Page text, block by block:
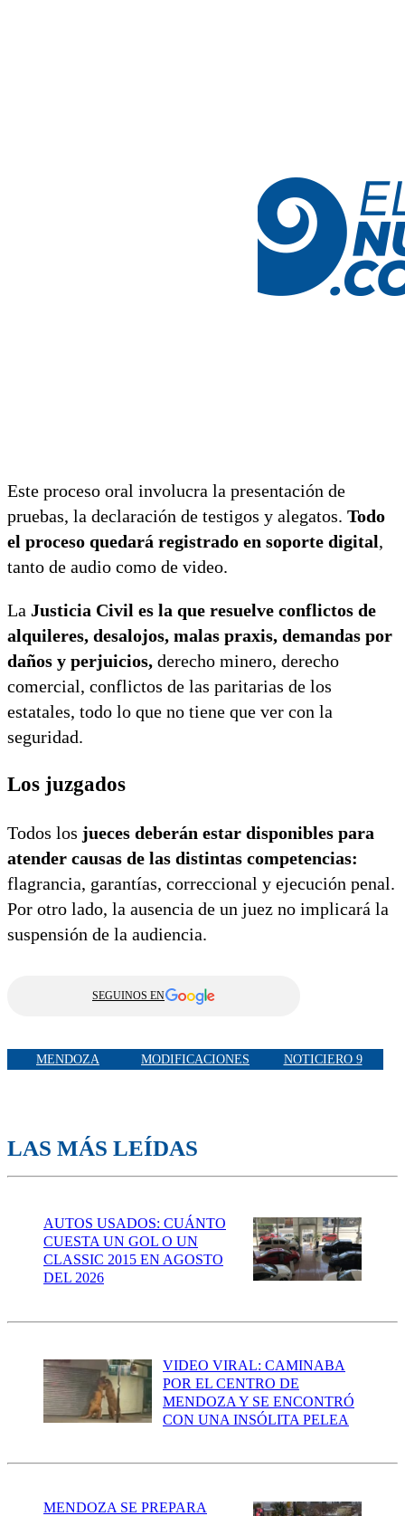
Este proceso oral involucra la presentación de
pruebas, la declaración de testigos y alegatos. Todo
el proceso quedará registrado en soporte digital,
tanto de audio como de video.
La Justicia Civil es la que resuelve conflictos de
alquileres, desalojos, malas praxis, demandas por
daños y perjuicios, derecho minero, derecho
comercial, conflictos de las paritarias de los
estatales, todo lo que no tiene que ver con la
seguridad.
Los juzgados
Todos los jueces deberán estar disponibles para
atender causas de las distintas competencias:
flagrancia, garantías, correccional y ejecución penal.
Por otro lado, la ausencia de un juez no implicará la
suspensión de la audiencia.
SEGUINOS EN
MENDOZA MODIFICACIONES NOTICIERO 9
LAS MÁS LEÍDAS
AUTOS USADOS: CUÁNTO
CUESTA UN GOL O UN
CLASSIC 2015 EN AGOSTO
DEL 2026
VIDEO VIRAL: CAMINABA
POR EL CENTRO DE
MENDOZA Y SE ENCONTRÓ
CON UNA INSÓLITA PELEA
MENDOZA SE PREPARA